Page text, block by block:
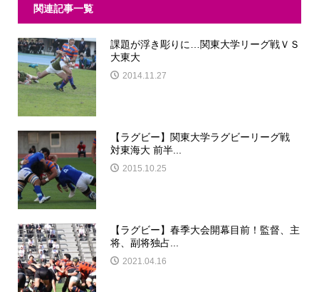
関連記事一覧
課題が浮き彫りに…関東大学リーグ戦ＶＳ
大東大
2014.11.27
【ラグビー】関東大学ラグビーリーグ戦
対東海大 前半...
2015.10.25
【ラグビー】春季大会開幕目前！監督、主
将、副将独占...
2021.04.16